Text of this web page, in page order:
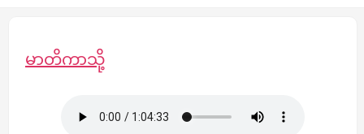
မာတိကာသို့